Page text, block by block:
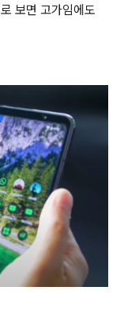
보면 고가임에도